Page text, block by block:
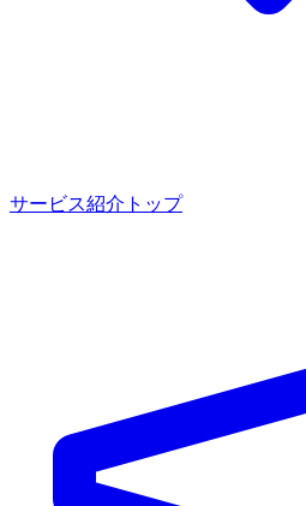
サービス紹介トップ